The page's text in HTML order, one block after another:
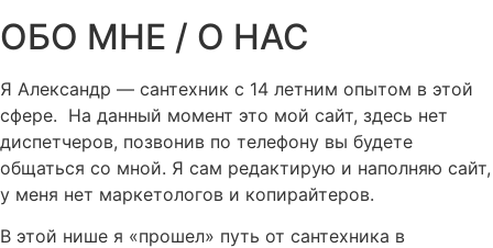
ОБО МНЕ / О НАС
Я Александр — сантехник с 14 летним опытом в этой
сфере. На данный момент это мой сайт, здесь нет
диспетчеров, позвонив по телефону вы будете
общаться со мной. Я сам редактирую и наполняю сайт,
у меня нет маркетологов и копирайтеров.
В этой нише я «прошел» путь от сантехника в